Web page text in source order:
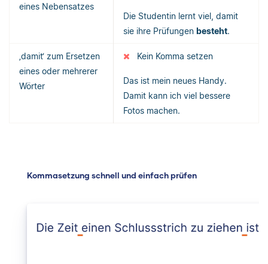
eines Nebensatzes
Die Studentin lernt viel, damit
sie ihre Prüfungen besteht.
‚damit‘ zum Ersetzen
eines oder mehrerer
Wörter
Kein Komma setzen
Das ist mein neues Handy.
Damit kann ich viel bessere
Fotos machen.
Kommasetzung schnell und einfach prüfen